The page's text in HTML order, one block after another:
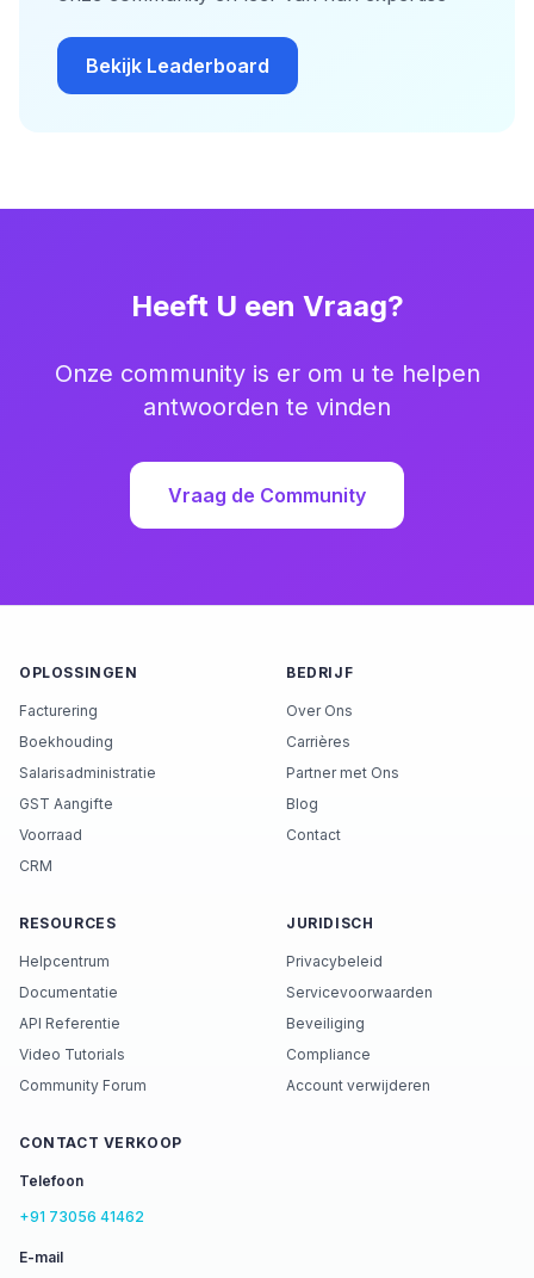
Bekijk Leaderboard
Heeft U een Vraag?
Onze community is er om u te helpen
antwoorden te vinden
Vraag de Community
OPLOSSINGEN
Facturering
Boekhouding
Salarisadministratie
GST Aangifte
Voorraad
CRM
BEDRIJF
Over Ons
Carrières
Partner met Ons
Blog
Contact
RESOURCES
Helpcentrum
Documentatie
API Referentie
Video Tutorials
Community Forum
JURIDISCH
Privacybeleid
Servicevoorwaarden
Beveiliging
Compliance
Account verwijderen
CONTACT VERKOOP
Telefoon
+91 73056 41462
E-mail